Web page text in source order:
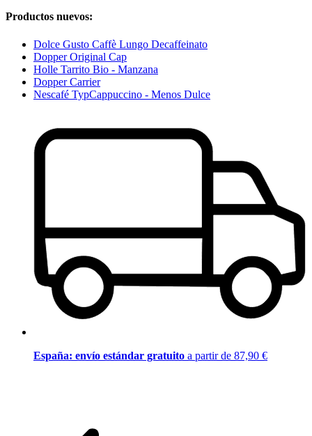
Productos nuevos:
Dolce Gusto Caffè Lungo Decaffeinato
Dopper Original Cap
Holle Tarrito Bio - Manzana
Dopper Carrier
Nescafé TypCappuccino - Menos Dulce
España: envío estándar gratuito a partir de 87,90 €